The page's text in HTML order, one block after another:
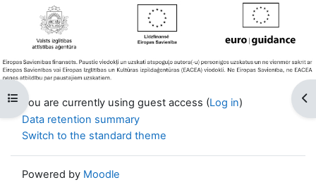
Open course index
You are currently using guest access (Log in)
Data retention summary
Switch to the standard theme
Powered by Moodle